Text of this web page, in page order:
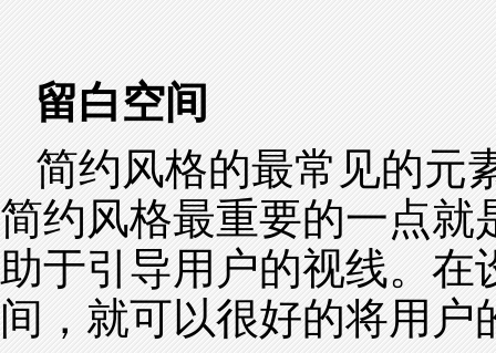
留白空间
简约风格的最常见的元
简约风格最重要的一点就
助于引导用户的视线。在
间，就可以很好的将用户